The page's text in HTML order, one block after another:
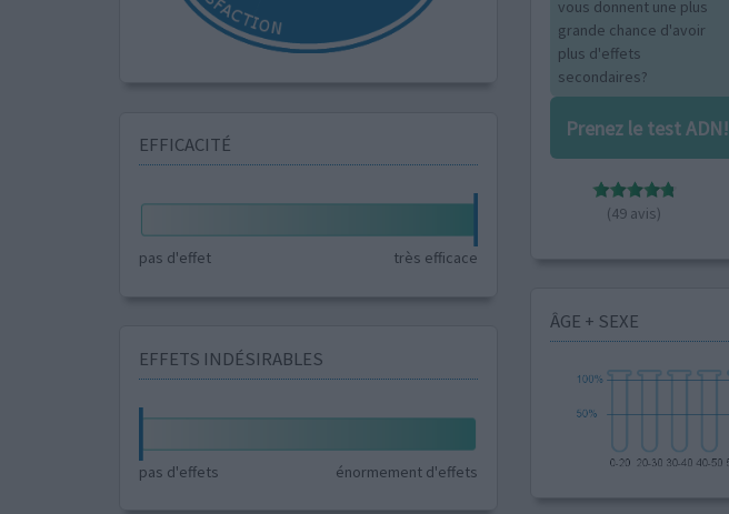
EFFICACITÉ
pas d'effet très efficace
EFFETS INDÉSIRABLES
pas d'effets énormement d'effets
vous donnent une plus
grande chance d'avoir
plus d'effets
secondaires?
Prenez le test ADN!
(49 avis)
ÂGE + SEXE